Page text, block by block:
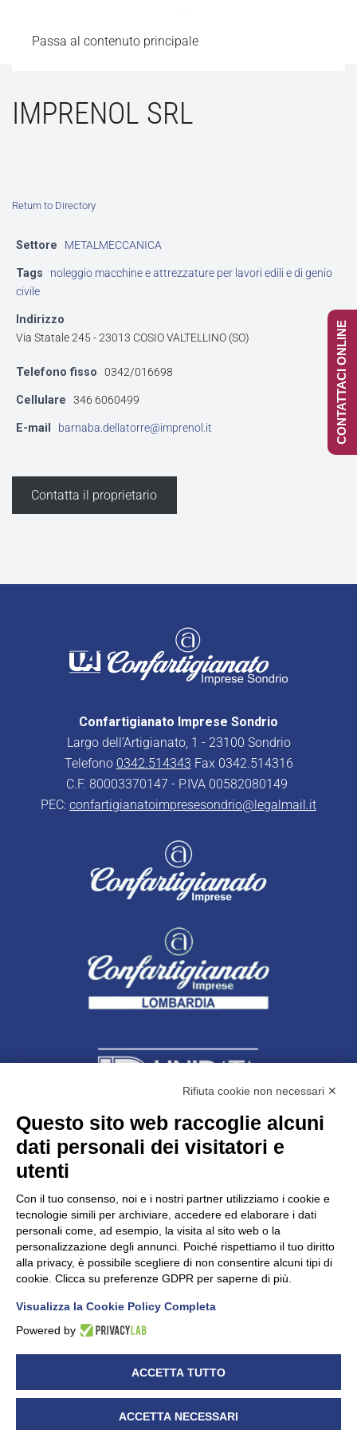
Passa al contenuto principale
IMPRENOL SRL
Return to Directory
Settore METALMECCANICA
Tags
noleggio macchine e attrezzature per lavori edili e di genio
civile
Indirizzo
Via Statale 245 - 23013 COSIO VALTELLINO (SO)
Telefono fisso 0342/016698
Cellulare 346 6060499
E-mail barnaba.dellatorre@imprenol.it
Contatta il proprietario
Confartigianato Imprese Sondrio
Largo dell’Artigianato, 1 - 23100 Sondrio
Telefono 0342.514343 Fax 0342.514316
C.F. 80003370147 - P.IVA 00582080149
PEC: confartigianatoimpresesondrio@legalmail.it
Unidata s.r.lcon unico socio
Largo dell’Artigianato, 1 - 23100 Sondrio
C.F. 00481790145 - N.REA SO-36426
PEC: unidata.sondrio@legalmail.it
Cap. soc. euro 100.000,00 i.v.
UNIDATA - Informativa privacy (per i clienti)
UNIDATA - Whistleblowing
CONTATTACI ONLINE
Rifiuta cookie non necessari ✕
Questo sito web raccoglie alcuni
dati personali dei visitatori e
utenti
Con il tuo consenso, noi e i nostri partner utilizziamo i cookie e
tecnologie simili per archiviare, accedere ed elaborare i dati
personali come, ad esempio, la visita al sito web o la
personalizzazione degli annunci. Poiché rispettiamo il tuo diritto
alla privacy, è possibile scegliere di non consentire alcuni tipi di
cookie. Clicca su preferenze GDPR per saperne di più.
Visualizza la Cookie Policy Completa
Powered by
ACCETTA TUTTO
ACCETTA NECESSARI